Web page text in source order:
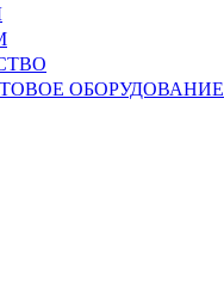
ОБОРУДОВАНИЕ